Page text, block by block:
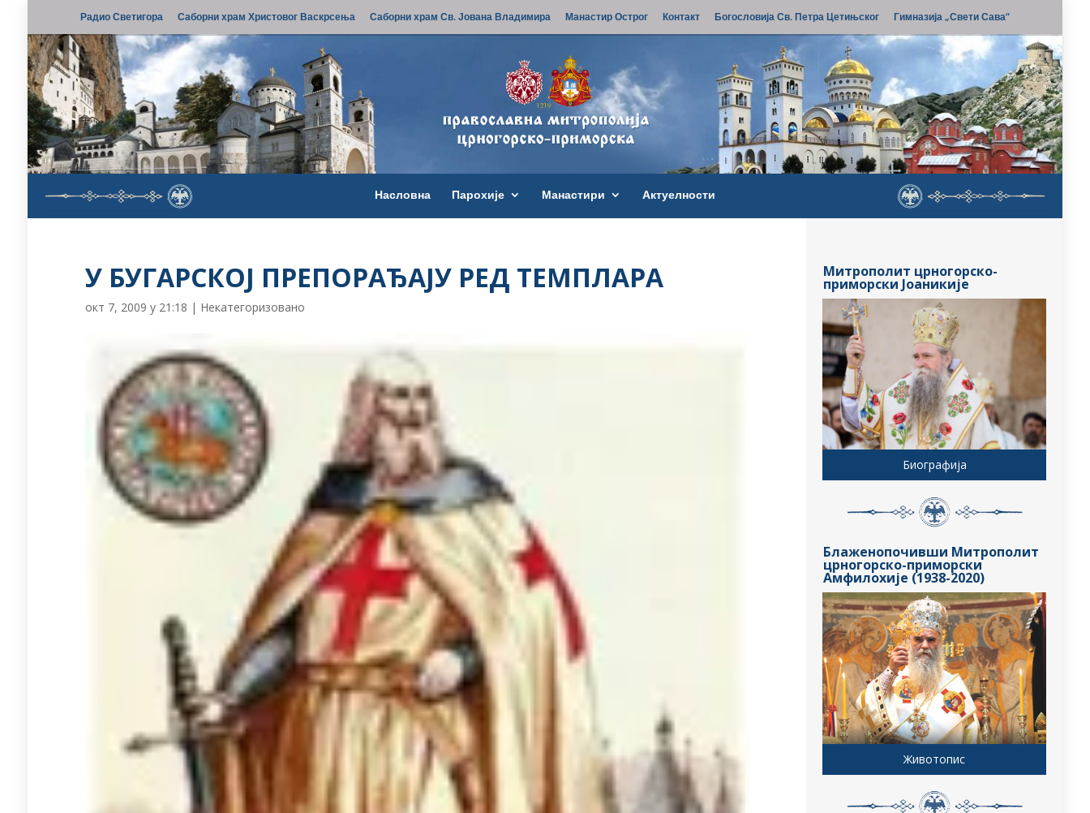
Радио Светигора Саборни храм Христовог Васкрсења Саборни храм Св. Јована Владимира Манастир Острог Контакт Богословија Св. Петра Цетињског Гимназија „Свети Сава“
Насловна Парохије Манастири Актуелности
У БУГАРСКОЈ ПРЕПОРАЂАЈУ РЕД ТЕМПЛАРА
окт 7, 2009 у 21:18 | Некатегоризовано
Митрополит црногорско-
приморски Јоаникије
Биографија
Блаженопочивши Митрополит
црногорско-приморски
Амфилохије (1938-2020)
Животопис